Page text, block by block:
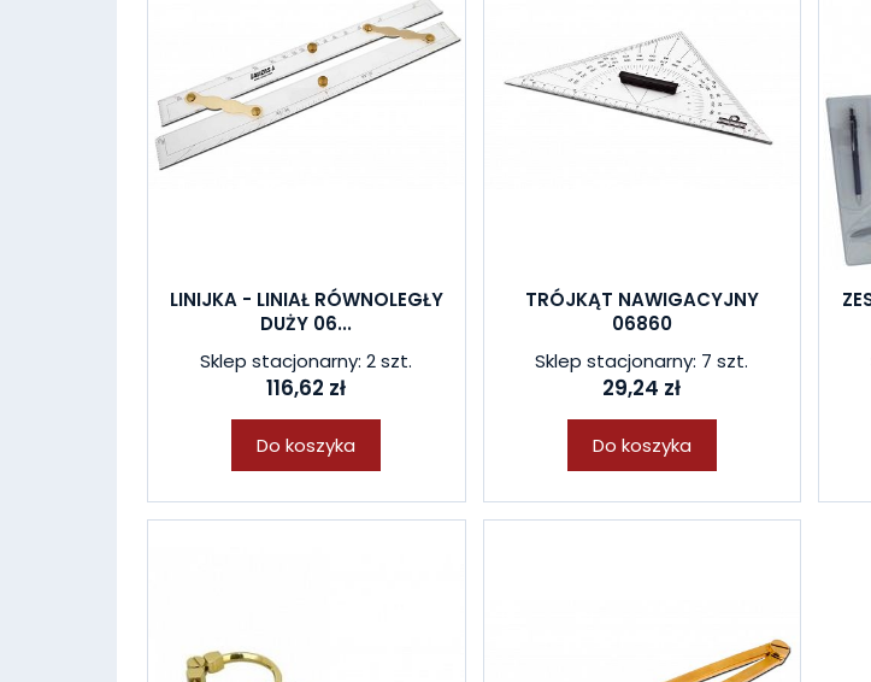
LINIJKA - LINIAŁ RÓWNOLEGŁY
DUŻY 06...
Sklep stacjonarny: 2 szt.
116,62 zł
Do koszyka
TRÓJKĄT NAWIGACYJNY
06860
Sklep stacjonarny: 7 szt.
29,24 zł
Do koszyka